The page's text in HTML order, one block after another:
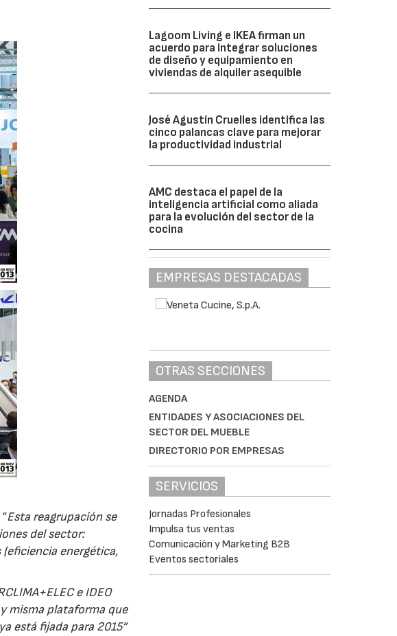
Esta reagrupación se
del sector:
energética,
e IDEO
y misma plataforma que
está fijada para 2015”
Lagoom Living e IKEA firman un
acuerdo para integrar soluciones
de diseño y equipamiento en
viviendas de alquiler asequible
José Agustín Cruelles identifica las
cinco palancas clave para mejorar
la productividad industrial
AMC destaca el papel de la
inteligencia artificial como aliada
para la evolución del sector de la
cocina
EMPRESAS DESTACADAS
OTRAS SECCIONES
AGENDA
ENTIDADES Y ASOCIACIONES DEL
SECTOR DEL MUEBLE
DIRECTORIO POR EMPRESAS
SERVICIOS
Jornadas Profesionales
Impulsa tus ventas
Comunicación y Marketing B2B
Eventos sectoriales